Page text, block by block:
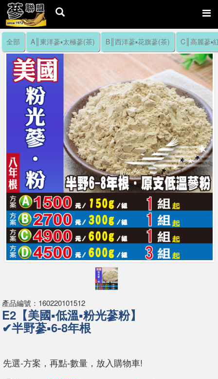
全部 A║東洋蔘▪太極蔘(茶) B║西洋蔘▪花旗蔘(茶) C║高麗蔘▪
產品編號：160220101512
E2【美國▪低溫▪粉光蔘粉】
✔半野蔘▪6-8年根
先選-方案，再點-數量，放入購物車!